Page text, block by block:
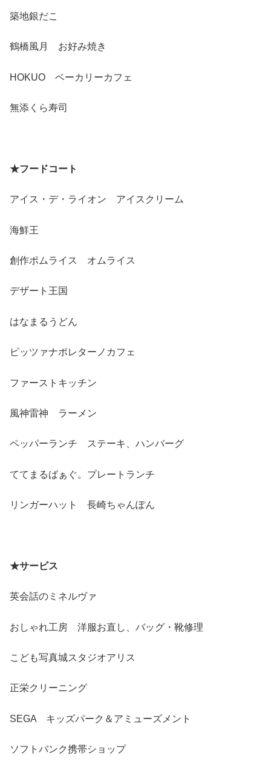
築地銀だこ
鶴橋風月 お好み焼き
HOKUO ベーカリーカフェ
無添くら寿司
★フードコート
アイス・デ・ライオン アイスクリーム
海鮮王
創作ポムライス オムライス
デザート王国
はなまるうどん
ピッツァナポレターノカフェ
ファーストキッチン
風神雷神 ラーメン
ペッパーランチ ステーキ、ハンバーグ
ててまるばぁぐ。プレートランチ
リンガーハット 長崎ちゃんぽん
★サービス
英会話のミネルヴァ
おしゃれ工房 洋服お直し、バッグ・靴修理
こども写真城スタジオアリス
正栄クリーニング
SEGA キッズパーク＆アミューズメント
ソフトバンク携帯ショップ